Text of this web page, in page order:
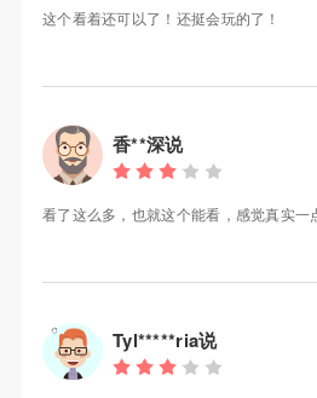
这个看着还可以了！还挺会玩的了！
香**深说
看了这么多，也就这个能看，感觉真实一
Tyl*****ria说